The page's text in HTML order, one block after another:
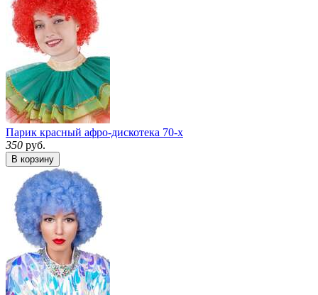
Парик красный афро-дискотека 70-х
350 руб.
В корзину